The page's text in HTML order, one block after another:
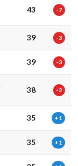
43 -7
39 -3
39 -3
38 -2
35 +1
35 +1